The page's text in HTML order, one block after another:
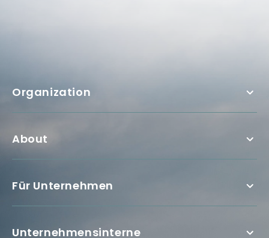
Organization
About
Für Unternehmen
Unternehmensinterne